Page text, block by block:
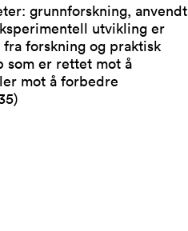
grunnforskning, anvendt
utvikling er
forskning og praktisk
som er rettet mot å
mot å forbedre